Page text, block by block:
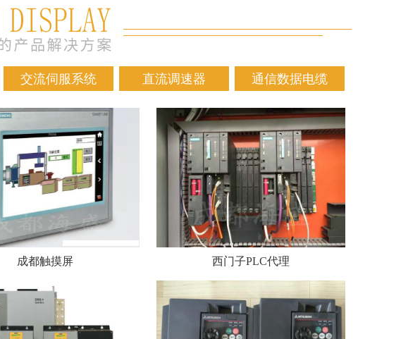
交流伺服系统 直流调速器 通信数据电缆
成都触摸屏 西门子PLC代理